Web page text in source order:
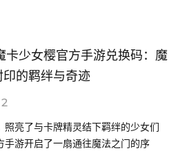
卡少女樱官方手游兑换码：魔
的羁绊与奇迹
亮了与卡牌精灵结下羁绊的少女们
手游开启了一扇通往魔法之门的序